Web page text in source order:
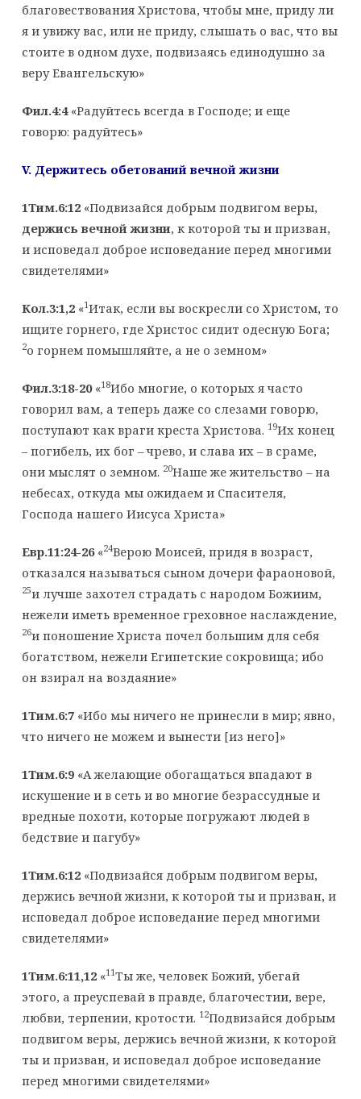
благовествования Христова, чтобы мне, приду ли
я и увижу вас, или не приду, слышать о вас, что вы
стоите в одном духе, подвизаясь единодушно за
веру Евангельскую»
Фил.4:4«Радуйтесь всегда в Господе; и еще
говорю: радуйтесь»
V. Держитесь обетований вечной жизни
1Тим.6:12«Подвизайся добрым подвигом веры,
держись вечной жизни, к которой ты и призван,
и исповедал доброе исповедание перед многими
свидетелями»
Кол.3:1,2«1Итак, если вы воскресли со Христом, то
ищите горнего, где Христос сидит одесную Бога;
2о горнем помышляйте, а не о земном»
Фил.3:18-20«18Ибо многие, о которых я часто
говорил вам, а теперь даже со слезами говорю,
поступают как враги креста Христова. 19Их конец
– погибель, их бог – чрево, и слава их – в сраме,
они мыслят о земном. 20Наше же жительство – на
небесах, откуда мы ожидаем и Спасителя,
Господа нашего Иисуса Христа»
Евр.11:24-26«24Верою Моисей, придя в возраст,
отказался называться сыном дочери фараоновой,
25и лучше захотел страдать с народом Божиим,
нежели иметь временное греховное наслаждение,
26и поношение Христа почел большим для себя
богатством, нежели Египетские сокровища; ибо
он взирал на воздаяние»
1Тим.6:7«Ибо мы ничего не принесли в мир; явно,
что ничего не можем и вынести [из него]»
1Тим.6:9«А желающие обогащаться впадают в
искушение и в сеть и во многие безрассудные и
вредные похоти, которые погружают людей в
бедствие и пагубу»
1Тим.6:12«Подвизайся добрым подвигом веры,
держись вечной жизни, к которой ты и призван, и
исповедал доброе исповедание перед многими
свидетелями»
1Тим.6:11,12«11Ты же, человек Божий, убегай
этого, а преуспевай в правде, благочестии, вере,
любви, терпении, кротости. 12Подвизайся добрым
подвигом веры, держись вечной жизни, к которой
ты и призван, и исповедал доброе исповедание
перед многими свидетелями»